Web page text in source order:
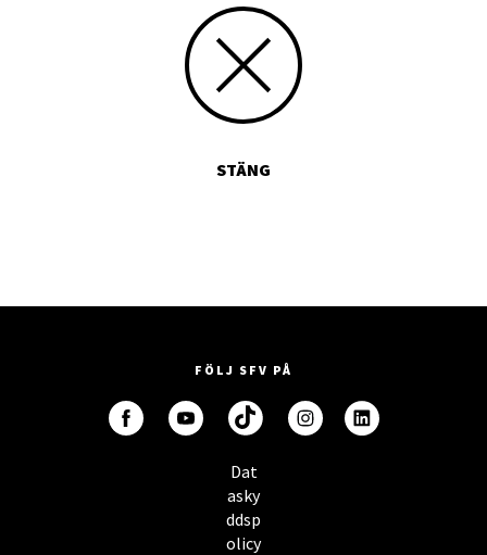
STÄNG
FÖLJ SFV PÅ
Dat
asky
ddsp
olicy